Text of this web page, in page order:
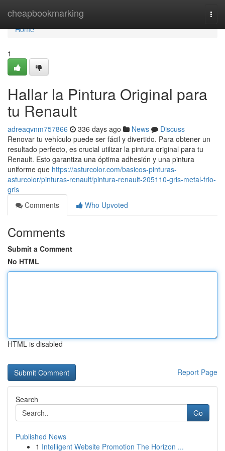
cheapbookmarking
Home
Home
1
Hallar la Pintura Original para
tu Renault
adreaqvnm757866 336 days ago News
Discuss
Renovar tu vehículo puede ser fácil y divertido. Para obtener un
resultado perfecto, es crucial utilizar la pintura original para tu
Renault. Esto garantiza una óptima adhesión y una pintura
uniforme que https://asturcolor.com/basicos-pinturas-
asturcolor/pinturas-renault/pintura-renault-205110-gris-metal-frio-
gris
Comments
Who Upvoted
Comments
Submit a Comment
No HTML
HTML is disabled
Report Page
Search
Go
Published News
1 Intelligent Website Promotion The Horizon ...